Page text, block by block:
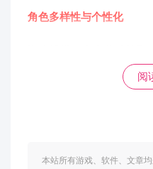
角色多样性与个性化
有独特的背景故事、外观
阅
本站所有游戏、软件、文章